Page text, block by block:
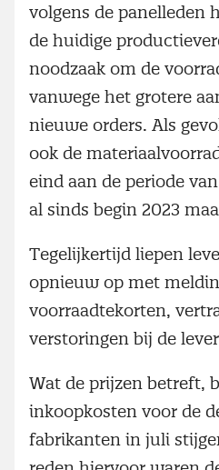
volgens de panelleden
de huidige
noodzaak om de
vanwege het grotere
nieuwe orders. Als
ook de
eind aan de periode
al sinds begin 2023
Tegelijkertijd liepen
opnieuw op met
voorraadtekorten,
verstoringen bij de
Wat de prijzen betreft,
inkoopkosten voor de
fabrikanten in juli